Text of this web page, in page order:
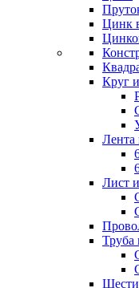
Цинк
Круг
Лента
Лист
Труба